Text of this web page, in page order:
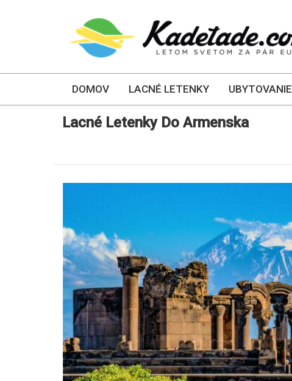
DOMOV LACNÉ LETENKY UBYTOVANIE
Lacné Letenky Do Armenska